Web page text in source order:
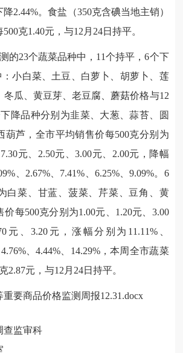
2.44%。食盐（350克含碘当地主销）
克1.40元，与12月24日持平。
的23个蔬菜品种中，11个持平，6个下
：小白菜、土豆、白萝卜、胡萝卜、莲
冬瓜、黄豆芽、老豆腐、蘑菇价格与12
降品种分别为韭菜、大葱、蒜苔、圆
葫芦，全市平均销售价每500克分别为
元、2.50元、3.00元、2.00元，降幅
、2.67%、7.41%、6.25%、9.09%。6
白菜、甘蓝、菠菜、芹菜、豆角、黄
每500克分别为1.00元、1.20元、3.00
元、3.20元，涨幅分别为11.11%、
、4.44%、14.29%，本周全市蔬菜
2.87元，与12月24日持平。
要商品价格监测周报12.31.docx
查监审科